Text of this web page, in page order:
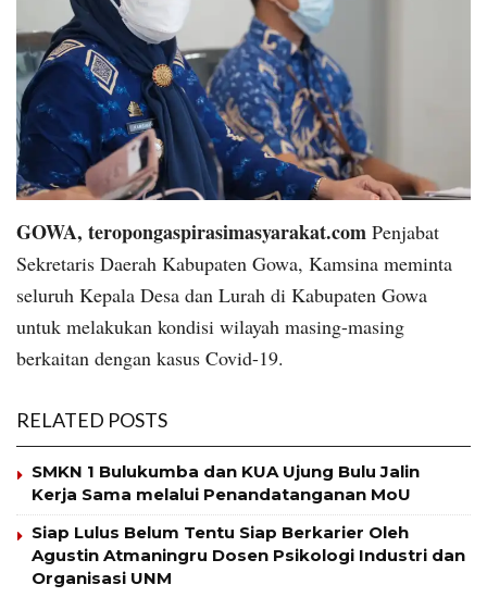
GOWA, teropongaspirasimasyarakat.com Penjabat
Sekretaris Daerah Kabupaten Gowa, Kamsina meminta
seluruh Kepala Desa dan Lurah di Kabupaten Gowa
untuk melakukan kondisi wilayah masing-masing
berkaitan dengan kasus Covid-19.
RELATED POSTS
SMKN 1 Bulukumba dan KUA Ujung Bulu Jalin
Kerja Sama melalui Penandatanganan MoU
Siap Lulus Belum Tentu Siap Berkarier Oleh
Agustin Atmaningru Dosen Psikologi Industri dan
Organisasi UNM